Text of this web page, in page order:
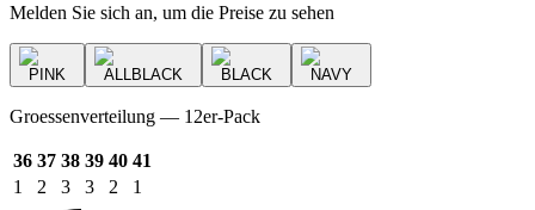
Melden Sie sich an, um die Preise zu sehen
PINK ALLBLACK BLACK NAVY
Groessenverteilung — 12er-Pack
36 37 38 39 40 41
1
2 3 3 2 1